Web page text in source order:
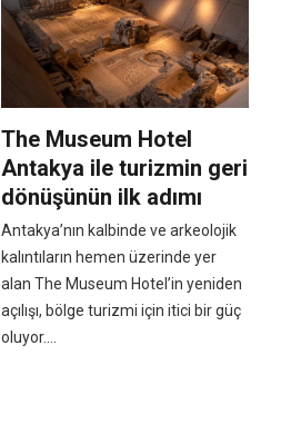
The Museum Hotel
Antakya ile turizmin geri
dönüşünün ilk adımı
Antakya’nın kalbinde ve arkeolojik
kalıntıların hemen üzerinde yer
alan The Museum Hotel’in yeniden
açılışı, bölge turizmi için itici bir güç
oluyor....